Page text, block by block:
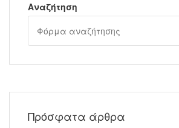
Αναζήτηση
Πρόσφατα άρθρα